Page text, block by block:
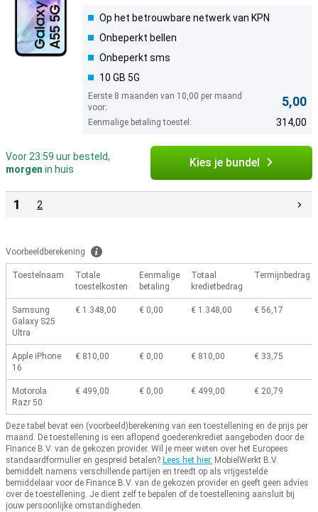
Op het betrouwbare netwerk van KPN
Onbeperkt bellen
Onbeperkt sms
10 GB 5G
Eerste 8 maanden van 10,00 per maand
voor:
5,00
Eenmalige betaling toestel: 314,00
Voor 23:59 uur besteld,
morgen in huis Kies je bundel
1 2
Voorbeeldberekening
Toestelnaam
Totale
toestelkosten
Eenmalige
betaling
Totaal
kredietbedrag
Termijnbedrag
Samsung
Galaxy S25
Ultra
€ 1.348,00 € 0,00 € 1.348,00 € 56,17
Apple iPhone
16
€ 810,00 € 0,00 € 810,00 € 33,75
Motorola
Razr 50
€ 499,00 € 0,00 € 499,00 € 20,79
Deze tabel bevat een (voorbeeld)berekening van een toestellening en de prijs per
maand. De toestellening is een aflopend goederenkrediet aangeboden door de
Finance B.V. van de gekozen provider. Wil je meer weten over het Europees
standaardformulier en gespreid betalen? Lees het hier. MobielWerkt B.V.
bemiddelt namens verschillende partijen en treedt op als vrijgestelde
bemiddelaar voor de Finance B.V. van de gekozen provider en geeft geen advies
over de toestellening. Je dient zelf te bepalen of de toestellening aansluit bij
jouw persoonlijke omstandigheden.